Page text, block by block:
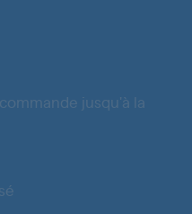
jusqu'à la